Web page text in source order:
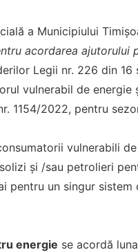
a Municipiului
acordarea ajutorului
Legii nr. 226 din
vulnerabil de energie
1154/2022, pentru
vulnerabili
și /sau petrolieri
pentru un singur
energie se acordă